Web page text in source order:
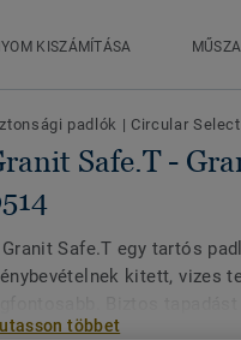
KISZÁMÍTÁSA
padlók | Circular
Safe.T -
Safe.T egy tartós
kitett, vizes
csökkenti az elcsúszás
többet